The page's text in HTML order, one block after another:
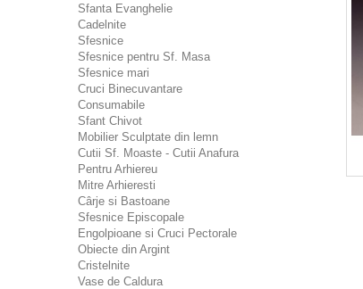
Sfanta Evanghelie
Cadelnite
Sfesnice
Sfesnice pentru Sf. Masa
Sfesnice mari
Cruci Binecuvantare
Consumabile
Sfant Chivot
Mobilier Sculptate din lemn
Cutii Sf. Moaste - Cutii Anafura
Pentru Arhiereu
Mitre Arhieresti
Cârje si Bastoane
Sfesnice Episcopale
Engolpioane si Cruci Pectorale
Obiecte din Argint
Cristelnite
Vase de Caldura